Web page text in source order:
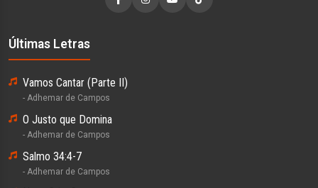
Últimas Letras
Vamos Cantar (Parte II)
- Adhemar de Campos
O Justo que Domina
- Adhemar de Campos
Salmo 34:4-7
- Adhemar de Campos